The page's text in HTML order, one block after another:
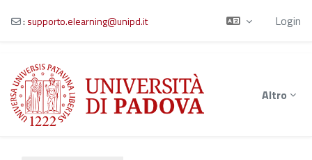
Vai al contenuto principale
: supporto.elearning@unipd.it Login
Altro